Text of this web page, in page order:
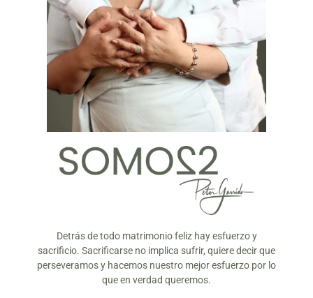
Detrás de todo matrimonio feliz hay esfuerzo y
sacrificio. Sacrificarse no implica sufrir, quiere decir que
perseveramos y hacemos nuestro mejor esfuerzo por lo
que en verdad queremos.